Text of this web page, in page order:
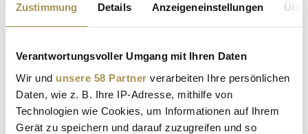
Zustimmung Details Anzeigeneinstellungen
Verantwortungsvoller Umgang mit Ihren Daten
Wir und unsere 58 Partner verarbeiten Ihre persönlichen
Daten, wie z. B. Ihre IP-Adresse, mithilfe von
Technologien wie Cookies, um Informationen auf Ihrem
Gerät zu speichern und darauf zuzugreifen und so